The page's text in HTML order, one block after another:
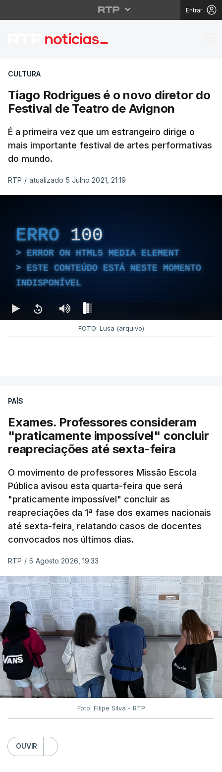
Entrar
Tiago Rodrigues é o
CULTURA
Tiago Rodrigues é o novo diretor do
Festival de Teatro de Avignon
É a primeira vez que um estrangeiro dirige o
mais importante festival de artes performativas
do mundo.
RTP / atualizado 5 Julho 2021, 21:19
ERRO 100
ERROR ON HTML5 MEDIA ELEMENT
ESTE CONTEÚDO ESTÁ NESTE MOMENTO
INDISPONÍVEL
FOTO: Lusa (arquivo)
PAÍS
Exames. Professores consideram
"praticamente impossível" concluir
reapreciações até sexta-feira
O movimento de professores Missão Escola
Pública avisou esta quarta-feira que será
"praticamente impossível" concluir as
reapreciações da 1ª fase dos exames nacionais
até sexta-feira, relatando casos de docentes
convocados nos últimos dias.
RTP / 5 Agosto 2026, 19:33
Foto: Filipe Silva - RTP
OUVIR